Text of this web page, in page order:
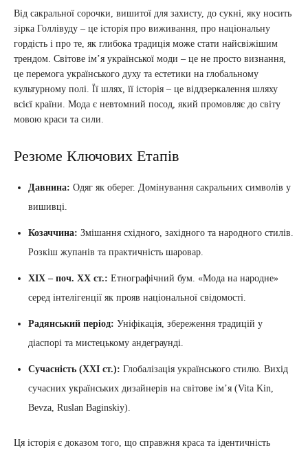
Від сакральної сорочки, вишитої для захисту, до сукні, яку носить
зірка Голлівуду – це історія про виживання, про національну
гордість і про те, як глибока традиція може стати найсвіжішим
трендом. Світове ім’я української моди – це не просто визнання,
це перемога українського духу та естетики на глобальному
культурному полі. Її шлях, її історія – це віддзеркалення шляху
всієї країни. Мода є невтомний посод, який промовляє до світу
мовою краси та сили.
Резюме Ключових Етапів
Давнина: Одяг як оберег. Домінування сакральних символів у
вишивці.
Козаччина: Змішання східного, західного та народного стилів.
Розкіш жупанів та практичність шаровар.
XIX – поч. XX ст.: Етнографічний бум. «Мода на народне»
серед інтелігенції як прояв національної свідомості.
Радянський період: Уніфікація, збереження традицій у
діаспорі та мистецькому андеграунді.
Сучасність (XXI ст.): Глобалізація українського стилю. Вихід
сучасних українських дизайнерів на світове ім’я (Vita Kin,
Bevza, Ruslan Baginskiy).
Ця історія є доказом того, що справжня краса та ідентичність